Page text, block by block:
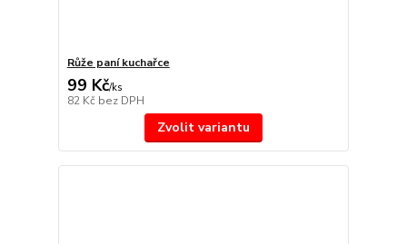
Růže paní kuchařce
99 Kč/ks
82 Kč bez DPH
Zvolit variantu